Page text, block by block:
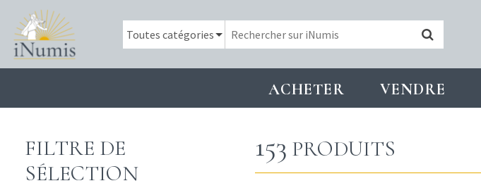
ACHETER VENDRE
FILTRE DE
SÉLECTION
153 PRODUITS